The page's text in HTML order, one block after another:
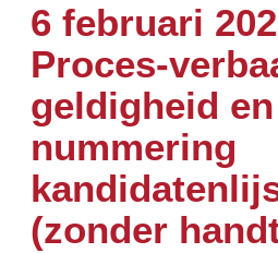
6 februari
Proces-
geldigheid en
nummering
(zonder